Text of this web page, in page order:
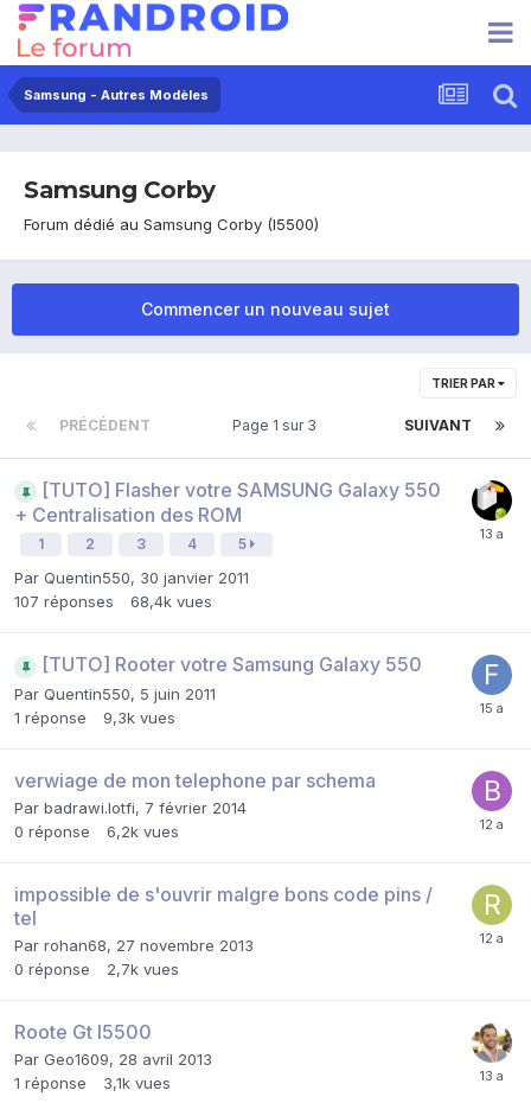
Samsung - Autres Modèles
Samsung Corby
Forum dédié au Samsung Corby (I5500)
Commencer un nouveau sujet
TRIER PAR
PRÉCÉDENT SUIVANT
Page 1 sur 3
[TUTO] Flasher votre SAMSUNG Galaxy 550
+ Centralisation des ROM
1 2 3 4 5
Par Quentin550, 30 janvier 2011
107 réponses 68,4k vues
[TUTO] Rooter votre Samsung Galaxy 550
Par Quentin550, 5 juin 2011
1 réponse 9,3k vues
verwiage de mon telephone par schema
Par badrawi.lotfi, 7 février 2014
0 réponse 6,2k vues
impossible de s'ouvrir malgre bons code pins /
tel
Par rohan68, 27 novembre 2013
0 réponse 2,7k vues
Roote Gt I5500
Par Geo1609, 28 avril 2013
1 réponse 3,1k vues